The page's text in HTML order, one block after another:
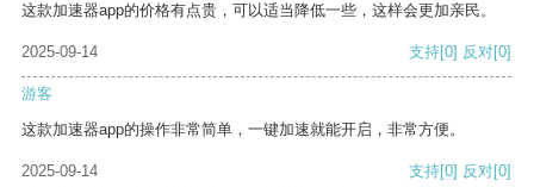
这款加速器app的价格有点贵，可以适当降低一些，这样会更加亲民。
2025-09-14 支持[0] 反对[0]
游客
这款加速器app的操作非常简单，一键加速就能开启，非常方便。
2025-09-14 支持[0] 反对[0]